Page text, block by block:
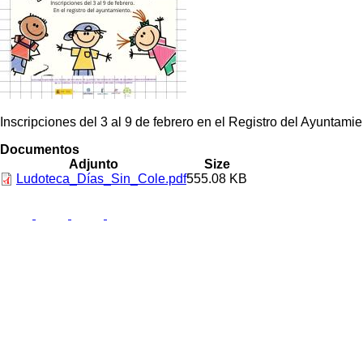
Inscripciones del 3 al 9 de febrero en el Registro del
Documentos
Adjunto
Size
Ludoteca_Días_Sin_Cole.pdf555.08 KB